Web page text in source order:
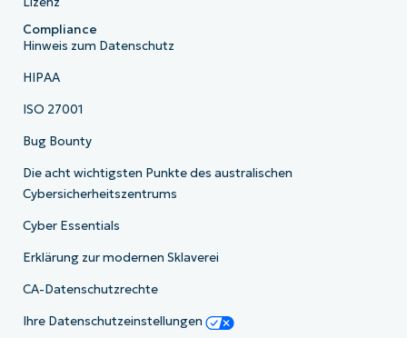
Compliance
Hinweis zum Datenschutz
HIPAA
ISO 27001
Bug Bounty
Die acht wichtigsten Punkte des australischen
Cybersicherheitszentrums
Cyber Essentials
Erklärung zur modernen Sklaverei
CA-Datenschutzrechte
Ihre Datenschutzeinstellungen